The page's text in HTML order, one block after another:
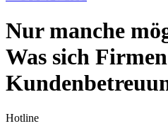
Nur manche
Was sich
Hotline